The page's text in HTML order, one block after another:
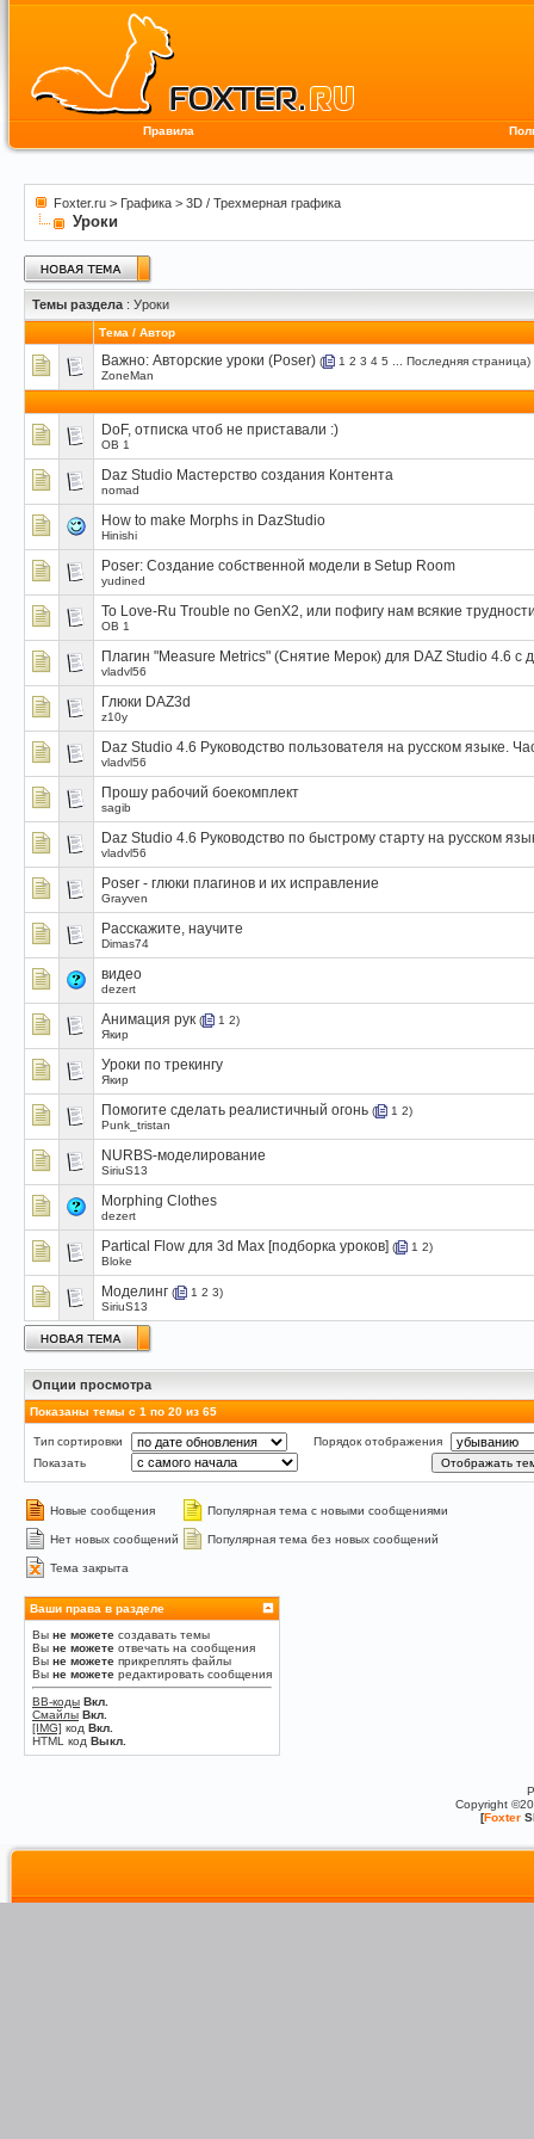
Правила
Foxter.ru > Графика > 3D / Трехмерная графика
Уроки
Темы раздела : Уроки
Тема / Автор
Важно: Авторские уроки (Poser) ( 1 2 3 4 5 Последняя страница)
ZoneMan
DoF, отписка чтоб не приставали :)
OB 1
Daz Studio Мастерство создания Контента
nomad
How to make Morphs in DazStudio
Hinishi
Poser: Создание собственной модели в Setup Room
yudined
To Love-Ru Trouble no GenX2, или пофигу нам всякие
OB 1
Плагин "Measure Metrics" (Снятие Мерок) для DAZ Studio 4.6 с
vladvl56
Глюки DAZ3d
z10y
Daz Studio 4.6 Руководство пользователя на русском языке.
vladvl56
Прошу рабочий боекомплект
sagib
Daz Studio 4.6 Руководство по быстрому старту на русском
vladvl56
Poser - глюки плагинов и их исправление
Grayven
Расскажите, научите
Dimas74
видео
dezert
Анимация рук ( 1 2)
Якир
Уроки по трекингу
Якир
Помогите сделать реалистичный огонь ( 1 2)
Punk_tristan
NURBS-моделирование
SiriuS13
Morphing Clothes
dezert
Partical Flow для 3d Max [подборка уроков] ( 1 2)
Bloke
Моделинг ( 1 2 3)
SiriuS13
Опции просмотра
Показаны темы с 1 по 20 из 65
Тип сортировки
Порядок отображения
Показать
Новые сообщения Популярная тема с новыми сообщениями
Нет новых сообщений Популярная тема без новых сообщений
Тема закрыта
Ваши права в разделе
Вы не можете создавать темы
Вы не можете отвечать на сообщения
Вы не можете прикреплять файлы
Вы не можете редактировать сообщения
BB-коды Вкл.
Смайлы Вкл.
[IMG] код Вкл.
HTML код Выкл.
Copyright
[Foxter